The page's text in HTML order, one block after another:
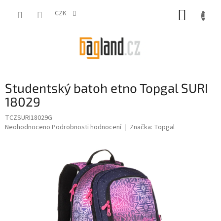
CZK
Studentský batoh etno Topgal SURI
18029
TCZSURI18029G
Průměrné
Neohodnoceno Podrobnosti hodnocení Značka: Topgal